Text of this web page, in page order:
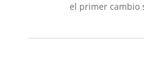
el primer cambio